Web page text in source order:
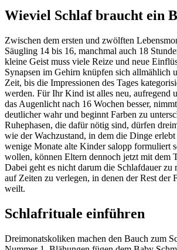
Wieviel Schlaf braucht ein
Zwischen dem ersten und zwölften
Säugling 14 bis 16, manchmal auch 18
kleine Geist muss viele Reize und neue
Synapsen im Gehirn knüpfen sich allmählich
Zeit, bis die Impressionen des Tages
werden. Für Ihr Kind ist alles neu, aufregend
das Augenlicht nach 16 Wochen besser,
deutlicher wahr und beginnt Farben zu
Ruhephasen, die dafür nötig sind, dürfen
wie der Wachzustand, in dem die Dinge
wenige Monate alte Kinder salopp formuliert
wollen, können Eltern dennoch jetzt mit dem
Dabei geht es nicht darum die Schlafdauer zu
auf Zeiten zu verlegen, in denen der Rest der
weilt.
Schlafrituale einführen
Dreimonatskoliken machen den Bauch zum